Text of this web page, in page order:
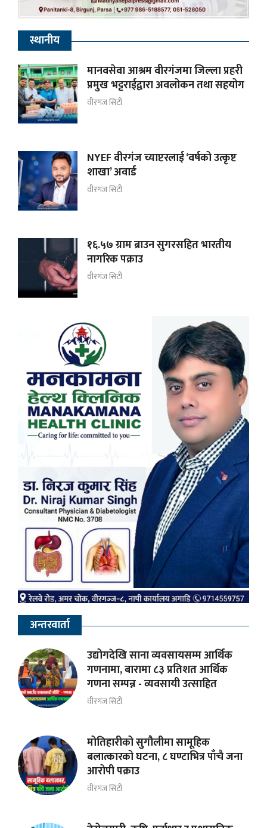
स्थानीय
मानवसेवा आश्रम वीरगंजमा जिल्ला प्रहरी
प्रमुख भट्टराईद्वारा अवलोकन तथा सहयोग
वीरगंज सिटी
NYEF वीरगंज च्याप्टरलाई ‘वर्षको उत्कृष्ट
शाखा’ अवार्ड
वीरगंज सिटी
१६.५७ ग्राम ब्राउन सुगरसहित भारतीय
नागरिक पक्राउ
वीरगंज सिटी
अन्तरवार्ता
उद्योगदेखि साना व्यवसायसम्म आर्थिक
गणनामा, बारामा ८३ प्रतिशत आर्थिक
गणना सम्पन्न - व्यवसायी उत्साहित
वीरगंज सिटी
मोतिहारीको सुगौलीमा सामूहिक
बलात्कारको घटना, ८ घण्टाभित्र पाँचै जना
आरोपी पक्राउ
वीरगंज सिटी